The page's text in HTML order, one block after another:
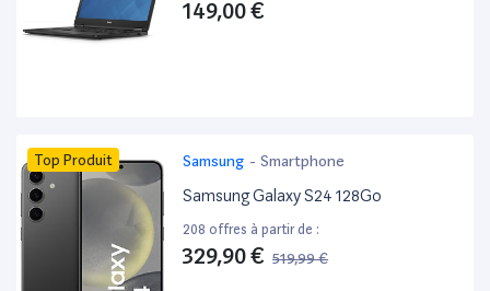
149,00 €
Top Produit Samsung - Smartphone
Samsung Galaxy S24 128Go
208 offres à partir de :
329,90 € 519,99 €